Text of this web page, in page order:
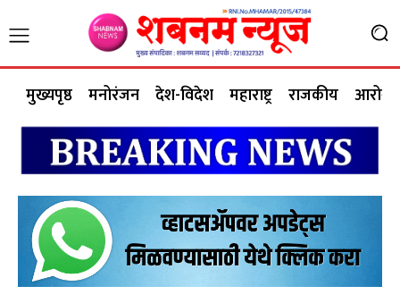
मुख्यपृष्ठ मनोरंजन देश-विदेश महाराष्ट्र राजकीय आरोग्य